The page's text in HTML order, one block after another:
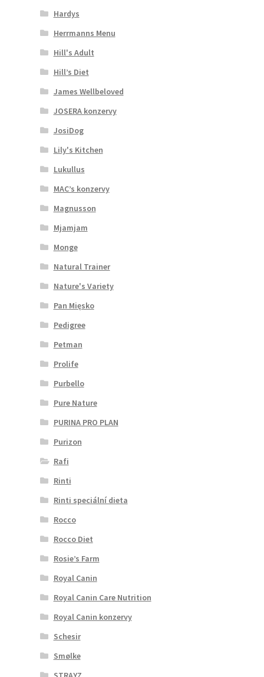
Hardys
Herrmanns Menu
Hill's Adult
Hill’s Diet
James Wellbeloved
JOSERA konzervy
JosiDog
Lily's Kitchen
Lukullus
MAC’s konzervy
Magnusson
Mjamjam
Monge
Natural Trainer
Nature's Variety
Pan Mięsko
Pedigree
Petman
Prolife
Purbello
Pure Nature
PURINA PRO PLAN
Purizon
Rafi
Rinti
Rinti speciální dieta
Rocco
Rocco Diet
Rosie’s Farm
Royal Canin
Royal Canin Care Nutrition
Royal Canin konzervy
Schesir
Smølke